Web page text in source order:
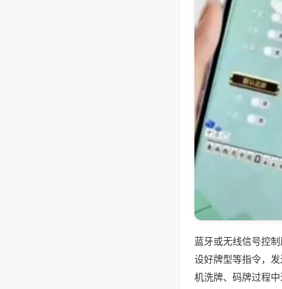
蓝牙或无线信号控
设好牌型等指令，
机洗牌、码牌过程中